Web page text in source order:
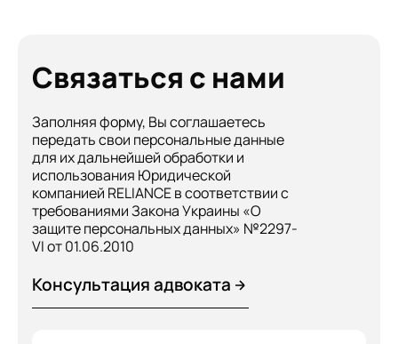
Связаться с нами
Заполняя форму, Вы соглашаетесь
передать свои персональные данные
для их дальнейшей обработки и
использования Юридической
компанией RELIANCE в соответствии с
требованиями Закона Украины «О
защите персональных данных» №2297-
VI от 01.06.2010
Консультация адвоката